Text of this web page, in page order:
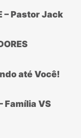
– Pastor Jack
até Você!
Família VS